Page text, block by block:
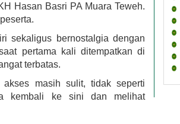
Hasan Basri PA Muara Teweh.
sekaligus bernostalgia dengan
pertama kali ditempatkan di
terbatas.
masih sulit, tidak seperti
kembali ke sini dan melihat